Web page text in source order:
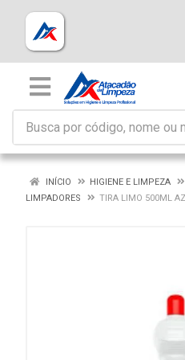
INÍCIO
HIGIENE E LIMPEZA
LIMPADORES
TIRA LIMO 500ML